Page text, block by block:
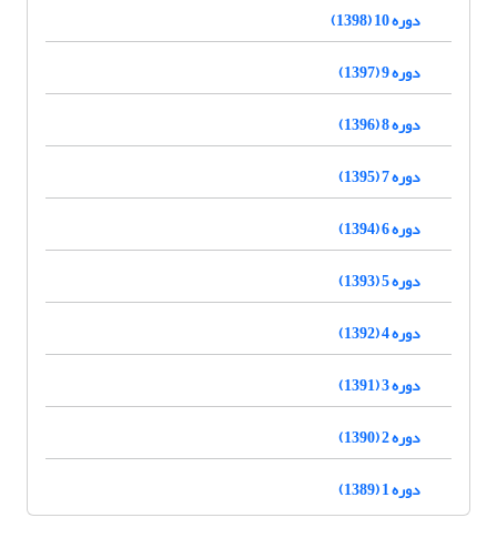
دوره 10 (1398)
دوره 9 (1397)
دوره 8 (1396)
دوره 7 (1395)
دوره 6 (1394)
دوره 5 (1393)
دوره 4 (1392)
دوره 3 (1391)
دوره 2 (1390)
دوره 1 (1389)